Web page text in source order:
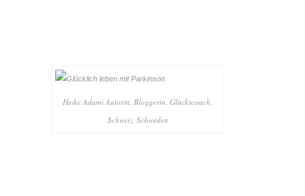
Heike Adami Autorin, Bloggerin, Glückscoach,
Schweiz, Schweden